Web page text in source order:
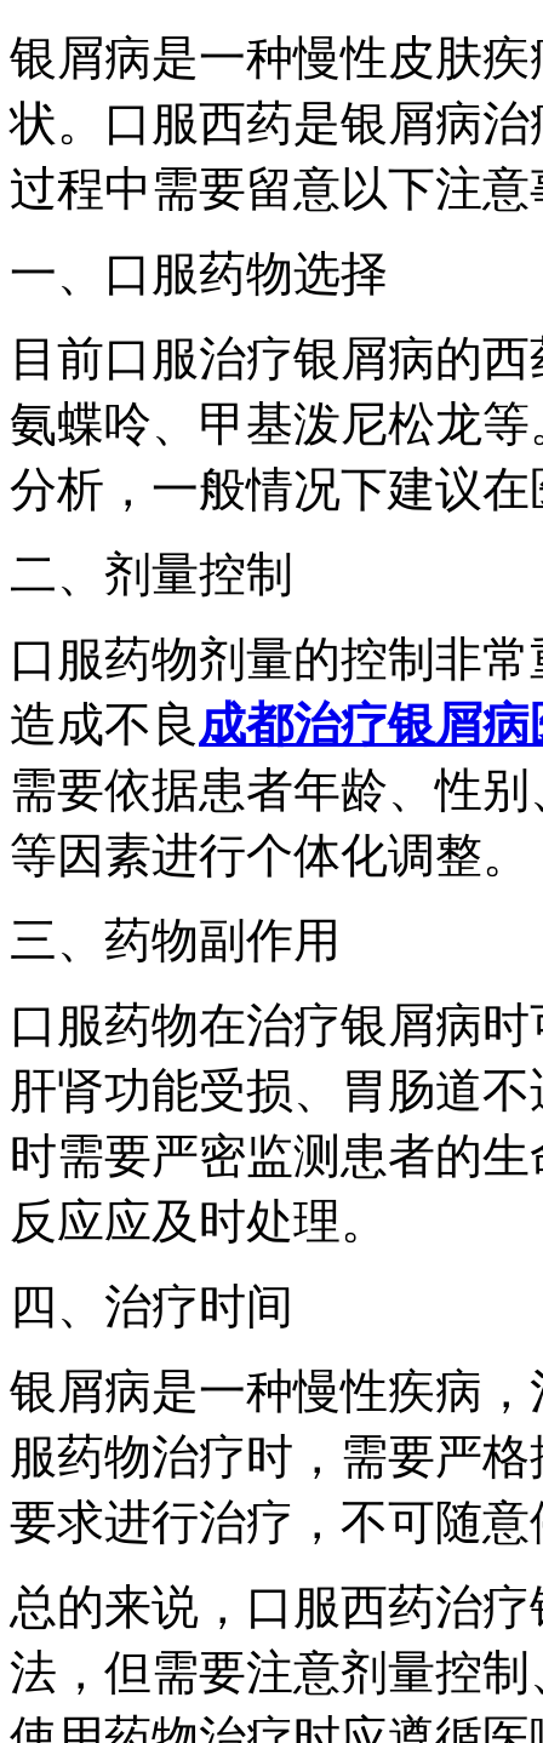
银屑病是一种慢性皮肤
状。口服西药是银屑病
过程中需要留意以下注意
一、口服药物选择
目前口服治疗银屑病的
氨蝶呤、甲基泼尼松龙
分析，一般情况下建议
二、剂量控制
口服药物剂量的控制非
造成不良成都治疗银屑病
需要依据患者年龄、性
等因素进行个体化调整。
三、药物副作用
口服药物在治疗银屑病
肝肾功能受损、胃肠道
时需要严密监测患者的
反应应及时处理。
四、治疗时间
银屑病是一种慢性疾病
服药物治疗时，需要严
要求进行治疗，不可随
总的来说，口服西药治
法，但需要注意剂量控